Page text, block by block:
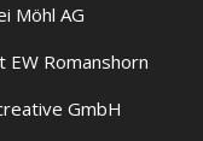
Möhl AG
EW Romanshorn
GmbH